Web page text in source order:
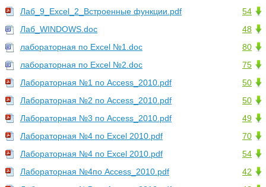
54
Лаб_9_Excel_2_Встроенные функции.pdf
48
Лаб_WINDOWS.doc
80
лабораторная по Excel №1.doc
75
лабораторная по Excel №2.doc
50
Лабораторная №1 по Access_2010.pdf
50
Лабораторная №2 по Access_2010.pdf
49
Лабораторная №3 по Access_2010.pdf
70
Лабораторная №4 по Excel 2010.pdf
54
Лабораторная №4 по Excel 2010.pdf
42
Лабораторная №4по Access_2010.pdf